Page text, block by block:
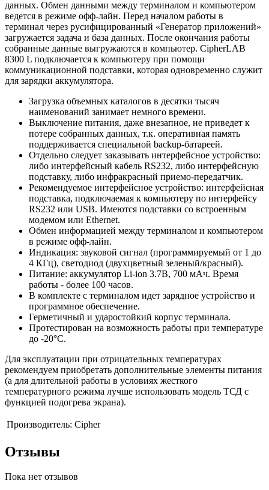
данных. Обмен данными между терминалом и компьютером
ведется в режиме офф-лайн. Перед началом работы в
терминал через русифицированный «Генератор приложений»
загружается задача и база данных. После окончания работы
собранные данные выгружаются в компьютер. CipherLAB
8300 L подключается к компьютеру при помощи
коммуникационной подставки, которая одновременно служит
для зарядки аккумулятора.
Загрузка объемных каталогов в десятки тысяч
наименований занимает немного времени.
Выключение питания, даже внезапное, не приведет к
потере собранных данных, т.к. оперативная память
поддерживается специальной backup-батареей.
Отдельно следует заказывать интерфейсное устройство:
либо интерфейсный кабель RS232, либо интерфейсную
подставку, либо инфракрасный приемо-передатчик.
Рекомендуемое интерфейсное устройство: интерфейсная
подставка, подключаемая к компьютеру по интерфейсу
RS232 или USB. Имеются подставки со встроенным
модемом или Ethernet.
Обмен информацией между терминалом и компьютером
в режиме офф-лайн.
Индикация: звуковой сигнал (программируемый от 1 до
4 КГц), светодиод (двухцветный зеленый/красный).
Питание: аккумулятор Li-ion 3.7В, 700 мАч. Время
работы - более 100 часов.
В комплекте с терминалом идет зарядное устройство и
программное обеспечение.
Герметичный и ударостойкий корпус терминала.
Протестирован на возможность работы при температуре
до -20°С.
Для эксплуатации при отрицательных температурах
рекомендуем приобретать дополнительные элементы питания
(а для длительной работы в условиях жесткого
температурного режима лучше использовать модель ТСД с
функцией подогрева экрана).
Производитель: Cipher
Отзывы
Пока нет отзывов